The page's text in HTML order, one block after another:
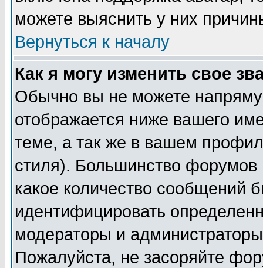
можете выяснить у них
Вернуться к началу
Как я могу изменить свое
Обычно вы не можете
отображается ниже вашего
теме, а так же в вашем
стиля). Большинство форумов
какое количество сообщений
идентифицировать
модераторы и
Пожалуйста, не засоряйте